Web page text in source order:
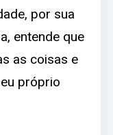
por sua
entende que
as coisas e
próprio